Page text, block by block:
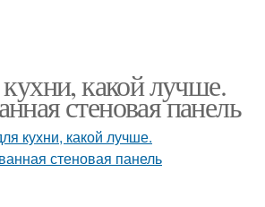
какой лучше.
стеновая панель